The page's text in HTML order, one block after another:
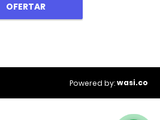
OFERTAR
Powered by:wasi.co